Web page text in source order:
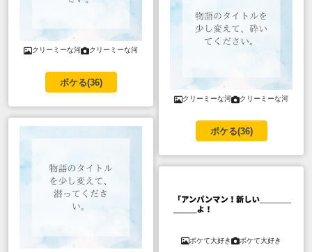
クリーミーな河 クリーミーな河
ボケる(36)
クリーミーな河 クリーミーな河
ボケる(36)
ボケて大好き ボケて大好き